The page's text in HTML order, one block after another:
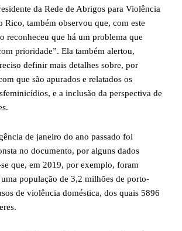
da Rede de Abrigos para Violência
Rico, também observou que, com este
reconheceu que há um problema que
prioridade”. Ela também alertou,
definir mais detalhes sobre, por
que são apurados e relatados os
e a inclusão da perspectiva de
de janeiro do ano passado foi
no documento, por alguns dados
que, em 2019, por exemplo, foram
população de 3,2 milhões de porto-
de violência doméstica, dos quais 5896